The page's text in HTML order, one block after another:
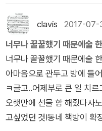
이 읽을 필독서 한나 모니어_마르틴 게스만 《기억은 미래를 향
한다》 난 e-book 소화 속
린 목소리들》희망도서 왔
예술 문학쪽으로는 이번에
른다. 기념시집으로 <내가
사, 2017)가 나왔고, 그 전
모르겠어>가 출간되었다.
에서 제일 싼 프랑스>. 대
수가 줄어든 것 같다. 그 이
싶다. 아무튼 젊은 시절에
에 500권 돌파를 축하한다.
clavis 2017-07-
너무나 꿀꿀했기 때문에술
너무나 꿀꿀했기 때문에술
아마음으로 관두고 방에 들
ㅋ글고..어제부로 큰 일 치
오랫만에 선물 함 해줬다사
고싶었던 것!동네 책방이 확